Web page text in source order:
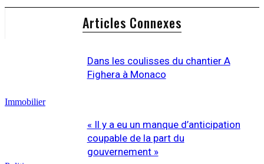
Articles Connexes
Immobilier
Dans les coulisses du chantier A
Fighera à Monaco
« Il y a eu un manque d’anticipation
coupable de la part du
gouvernement »